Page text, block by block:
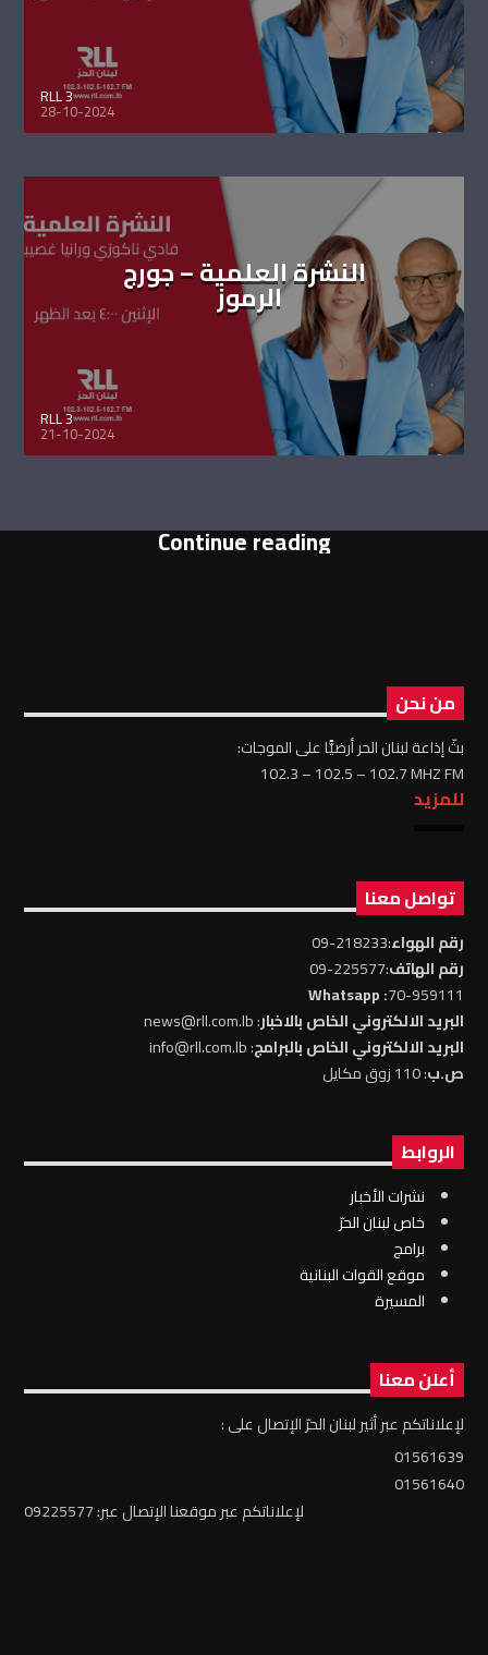
RLL 3
28-10-2024
النشرة العلمية – جورج
الرموز
RLL 3
21-10-2024
Continue reading
من نحن
بثّ إذاعة لبنان الحر أرضيًّا على الموجات:
102.3 – 102.5 – 102.7 MHZ FM
للمزيد
تواصل معنا
رقم الهواء:218233-09
رقم الهاتف:225577-09
70-959111
: Whatsapp
البريد الالكتروني الخاص بالاخبار: news@rll.com.lb
البريد الالكتروني الخاص بالبرامج: info@rll.com.lb
ص.ب: 110 زوق مكايل
الروابط
نشرات الأخبار
خاص لبنان الحرّ
برامج
موقع القوات البنانية
المسيرة
أعلن معنا
لإعلاناتكم عبر أثير لبنان الحرّ الإتصال على :
01561639
01561640
لإعلاناتكم عبر موقعنا الإتصال عبر: 09225577